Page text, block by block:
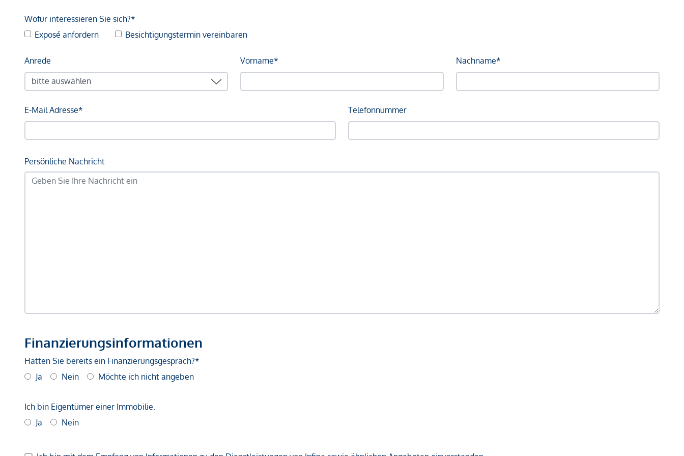
Wofür interessieren Sie sich?*
Exposé anfordern
Besichtigungstermin vereinbaren
Anrede Vorname* Nachname*
E-Mail Adresse* Telefonnummer
Persönliche Nachricht
Finanzierungsinformationen
Hatten Sie bereits ein Finanzierungsgespräch?*
Ja
Nein Möchte ich nicht angeben
Ich bin Eigentümer einer Immobilie.
Ja
Nein